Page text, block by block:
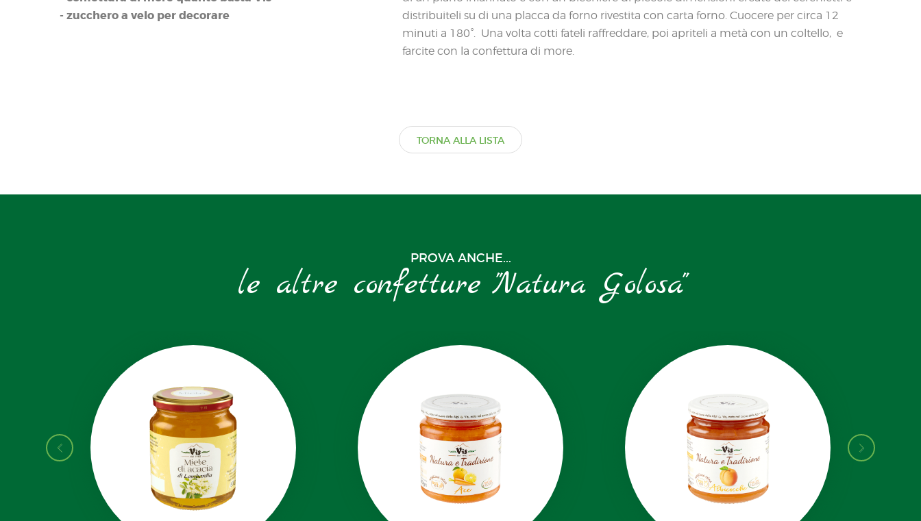
- zucchero a velo per decorare
distribuiteli su di una placca da forno rivestita con carta forno. Cuocere per circa 12
minuti a 180°. Una volta cotti fateli raffreddare, poi apriteli a metà con un coltello, e
farcite con la confettura di more.
TORNA ALLA LISTA
PROVA ANCHE...
le altre confetture "Natura Golosa"